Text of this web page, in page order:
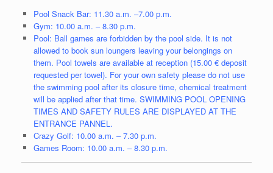
Pool Snack Bar: 11.30 a.m. –7.00 p.m.
Gym: 10.00 a.m. – 8.30 p.m.
Pool: Ball games are forbidden by the pool side. It is not
allowed to book sun loungers leaving your belongings on
them. Pool towels are available at reception (15.00 € deposit
requested per towel). For your own safety please do not use
the swimming pool after its closure time, chemical treatment
will be applied after that time. SWIMMING POOL OPENING
TIMES AND SAFETY RULES ARE DISPLAYED AT THE
ENTRANCE PANNEL.
Crazy Golf: 10.00 a.m. – 7.30 p.m.
Games Room: 10.00 a.m. – 8.30 p.m.